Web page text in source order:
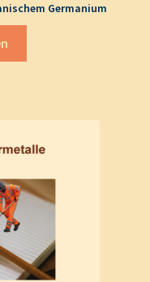
Germanium